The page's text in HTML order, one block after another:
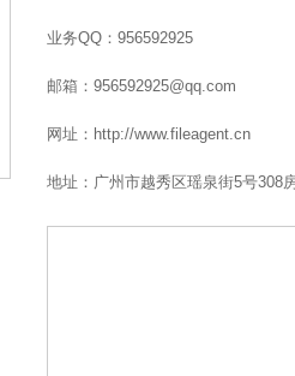
业务QQ：956592925
邮箱：956592925@qq.com
网址：http://www.fileagent.cn
地址：广州市越秀区瑶泉街5号308